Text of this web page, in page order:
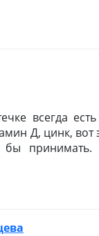
всегда
Д, цинк, вот
бы